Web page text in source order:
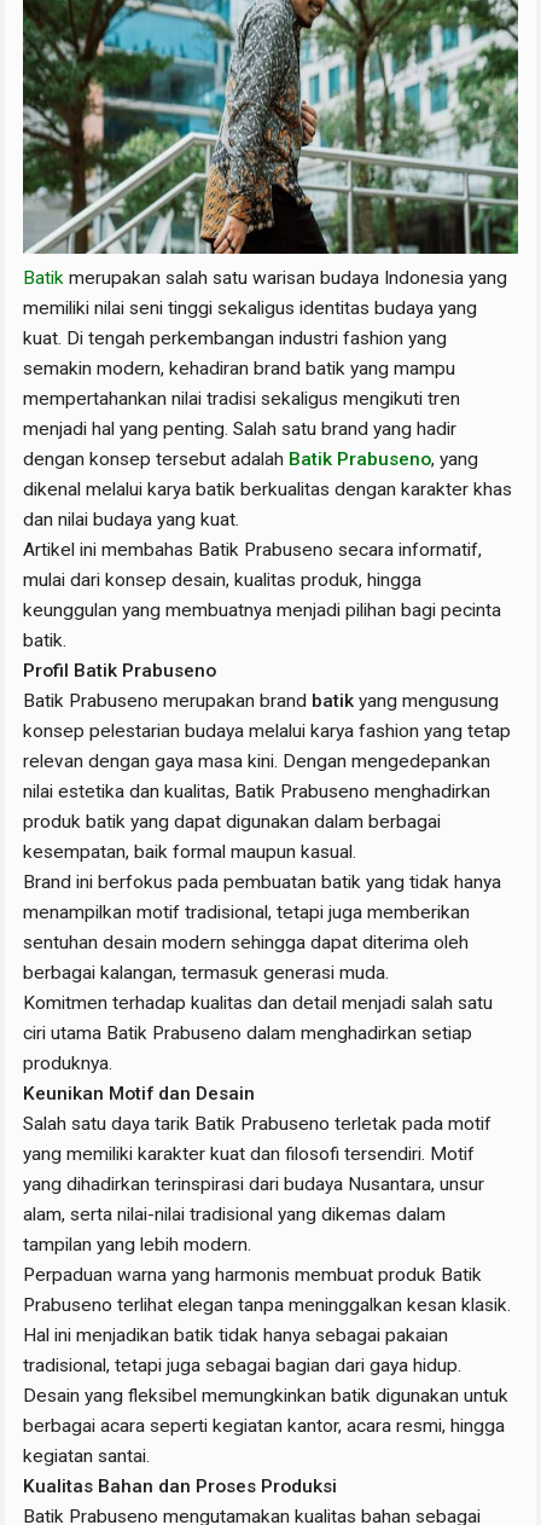
Batik merupakan salah satu warisan budaya Indonesia yang
memiliki nilai seni tinggi sekaligus identitas budaya yang
kuat. Di tengah perkembangan industri fashion yang
semakin modern, kehadiran brand batik yang mampu
mempertahankan nilai tradisi sekaligus mengikuti tren
menjadi hal yang penting. Salah satu brand yang hadir
dengan konsep tersebut adalah Batik Prabuseno, yang
dikenal melalui karya batik berkualitas dengan karakter khas
dan nilai budaya yang kuat.
Artikel ini membahas Batik Prabuseno secara informatif,
mulai dari konsep desain, kualitas produk, hingga
keunggulan yang membuatnya menjadi pilihan bagi pecinta
batik.
Profil Batik Prabuseno
Batik Prabuseno merupakan brand batikyang mengusung
konsep pelestarian budaya melalui karya fashion yang tetap
relevan dengan gaya masa kini. Dengan mengedepankan
nilai estetika dan kualitas, Batik Prabuseno menghadirkan
produk batik yang dapat digunakan dalam berbagai
kesempatan, baik formal maupun kasual.
Brand ini berfokus pada pembuatan batik yang tidak hanya
menampilkan motif tradisional, tetapi juga memberikan
sentuhan desain modern sehingga dapat diterima oleh
berbagai kalangan, termasuk generasi muda.
Komitmen terhadap kualitas dan detail menjadi salah satu
ciri utama Batik Prabuseno dalam menghadirkan setiap
produknya.
Keunikan Motif dan Desain
Salah satu daya tarik Batik Prabuseno terletak pada motif
yang memiliki karakter kuat dan filosofi tersendiri. Motif
yang dihadirkan terinspirasi dari budaya Nusantara, unsur
alam, serta nilai-nilai tradisional yang dikemas dalam
tampilan yang lebih modern.
Perpaduan warna yang harmonis membuat produk Batik
Prabuseno terlihat elegan tanpa meninggalkan kesan klasik.
Hal ini menjadikan batik tidak hanya sebagai pakaian
tradisional, tetapi juga sebagai bagian dari gaya hidup.
Desain yang fleksibel memungkinkan batik digunakan untuk
berbagai acara seperti kegiatan kantor, acara resmi, hingga
kegiatan santai.
Kualitas Bahan dan Proses Produksi
Batik Prabuseno mengutamakan kualitas bahan sebagai